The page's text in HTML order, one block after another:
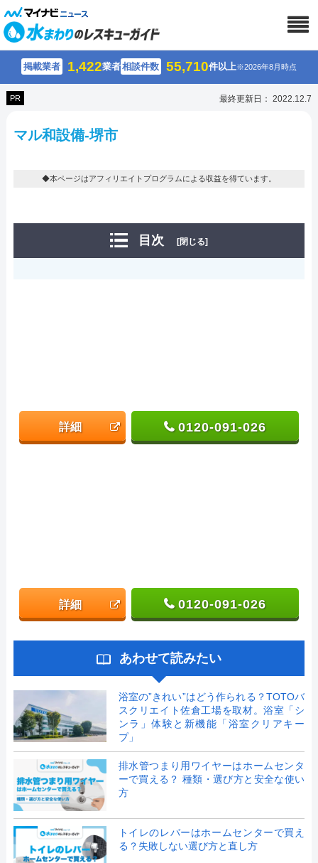
掲載業者 1,422業者相談件数 55,710件以上※2026年8月時点
PR 最終更新日： 2022.12.7
マル和設備-堺市
◆本ページはアフィリエイトプログラムによる収益を得ています。
目次 [閉じる]
詳細 0120-091-026
詳細 0120-091-026
あわせて読みたい
浴室の”きれい”はどう作られる？TOTOバ
スクリエイト佐倉工場を取材。浴室「シ
ンラ」体験と新機能「浴室クリアキー
プ」
排水管つまり用ワイヤーはホームセンタ
ーで買える？ 種類・選び方と安全な使い
方
トイレのレバーはホームセンターで買え
る？失敗しない選び方と直し方